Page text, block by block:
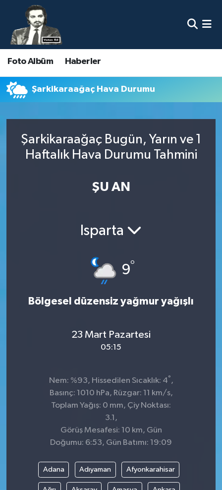
Foto Albüm Haberler
Şarkikaraağaç Hava Durumu
Şarkikaraağaç Bugün, Yarın ve 1
Haftalık Hava Durumu Tahmini
ŞU AN
Isparta
9°
Bölgesel düzensiz yağmur yağışlı
23 Mart Pazartesi
05:15
Nem: %93, Hissedilen Sıcaklık: 4° ,
Basınç: 1010 hPa, Rüzgar: 11 km/s,
Toplam Yağış: 0 mm, Çiy Noktası:
3.1,
Görüş Mesafesi: 10 km, Gün
Doğumu: 6:53, Gün Batımı: 19:09
Adana Adıyaman Afyonkarahisar
Nöbetçi Eczaneler
Hava Durumu
Namaz Vakitleri
Süper Lig Puan Durumu ve Fikstür
Son Dakika Haberleri